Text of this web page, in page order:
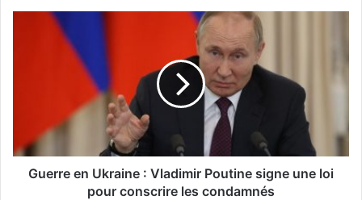
Guerre en Ukraine : Vladimir Poutine signe une loi
pour conscrire les condamnés